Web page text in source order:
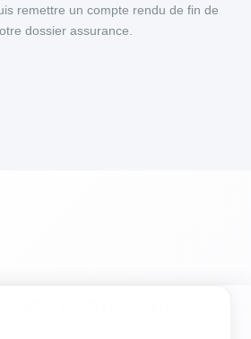
remettre un compte rendu de fin de
dossier assurance.